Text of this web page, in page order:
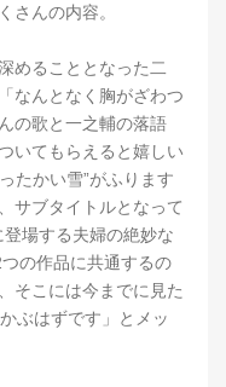
さんの内容。
めることとなった二
なんとなく胸がざわつ
の歌と一之輔の落語
いてもらえると嬉しい
たかい雪”がふります
サブタイトルとなって
登場する夫婦の絶妙な
の作品に共通するの
そこには今までに見た
ぶはずです」とメッ